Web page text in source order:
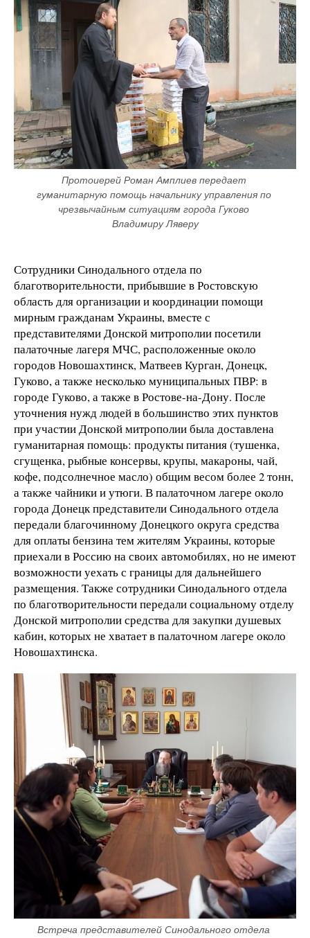
Протоиерей Роман Амплиев передает
гуманитарную помощь начальнику управления по
чрезвычайным ситуациям города Гуково
Владимиру Ляверу
Сотрудники Синодального отдела по
благотворительности, прибывшие в Ростовскую
область для организации и координации помощи
мирным гражданам Украины, вместе с
представителями Донской митрополии посетили
палаточные лагеря МЧС, расположенные около
городов Новошахтинск, Матвеев Курган, Донецк,
Гуково, а также несколько муниципальных ПВР: в
городе Гуково, а также в Ростове-на-Дону. После
уточнения нужд людей в большинство этих пунктов
при участии Донской митрополии была доставлена
гуманитарная помощь: продукты питания (тушенка,
сгущенка, рыбные консервы, крупы, макароны, чай,
кофе, подсолнечное масло) общим весом более 2 тонн,
а также чайники и утюги. В палаточном лагере около
города Донецк представители Синодального отдела
передали благочинному Донецкого округа средства
для оплаты бензина тем жителям Украины, которые
приехали в Россию на своих автомобилях, но не имеют
возможности уехать с границы для дальнейшего
размещения. Также сотрудники Синодального отдела
по благотворительности передали социальному отделу
Донской митрополии средства для закупки душевых
кабин, которых не хватает в палаточном лагере около
Новошахтинска.
Встреча представителей Синодального отдела